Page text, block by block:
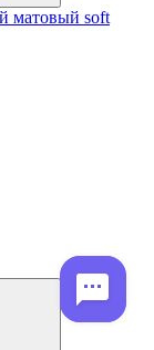
матовый soft